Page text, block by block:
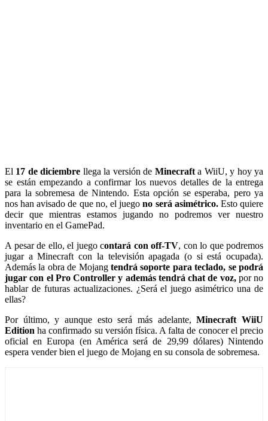
El 17 de diciembre llega la versión de Minecrafta WiiU, y hoy ya
se están empezando a confirmar los nuevos detalles de la entrega
para la sobremesa de Nintendo. Esta opción se esperaba, pero ya
nos han avisado de que no, el juegono será asimétrico.Esto quiere
decir que mientras estamos jugando no podremos ver nuestro
inventario en el GamePad.
A pesar de ello, el juego contará con off-TV, con lo que podremos
jugar a Minecraft con la televisión apagada (o si está ocupada).
Además la obra de Mojang tendrá soporte para teclado, se podrá
jugar con el Pro Controller y además tendrá chat de voz,por no
hablar de futuras actualizaciones. ¿Será el juego asimétrico una de
ellas?
Por último, y aunque esto será más adelante, Minecraft WiiU
Edition ha confirmado su versión física. A falta de conocer el precio
oficial en Europa (en América será de 29,99 dólares) Nintendo
espera vender bien el juego de Mojang en su consola de sobremesa.